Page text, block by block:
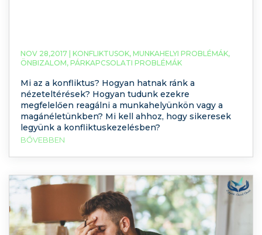
NOV 28,2017 | KONFLIKTUSOK, MUNKAHELYI PROBLÉMÁK,
ÖNBIZALOM, PÁRKAPCSOLATI PROBLÉMÁK
Mi az a konfliktus? Hogyan hatnak ránk a
nézeteltérések? Hogyan tudunk ezekre
megfelelően reagálni a munkahelyünkön vagy a
magánéletünkben? Mi kell ahhoz, hogy sikeresek
legyünk a konfliktuskezelésben?
BŐVEBBEN